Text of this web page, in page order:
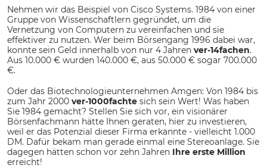
Nehmen wir das Beispiel von Cisco Systems. 1984 von einer
Gruppe von Wissenschaftlern gegründet, um die
Vernetzung von Computern zu vereinfachen und sie
effektiver zu nutzen. Wer beim Börsengang 1996 dabei war,
konnte sein Geld innerhalb von nur 4 Jahren ver-14fachen.
Aus 10.000 € wurden 140.000 €, aus 50.000 € sogar 700.000
€.
Oder das Biotechnologieunternehmen Amgen: Von 1984 bis
zum Jahr 2000 ver-1000fachte sich sein Wert! Was haben
Sie 1984 gemacht? Stellen Sie sich vor, ein visionärer
Börsenfachmann hätte Ihnen geraten, hier zu investieren,
weil er das Potenzial dieser Firma erkannte - vielleicht 1.000
DM. Dafür bekam man gerade einmal eine Stereoanlage. Sie
dagegen hätten schon vor zehn Jahren Ihre erste Million
erreicht!